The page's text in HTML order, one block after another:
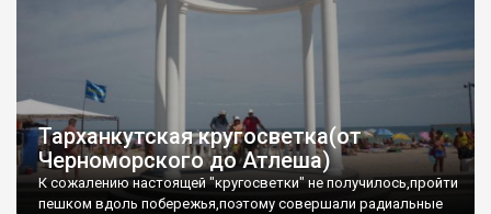
Тарханкутская кругосветка(от
Черноморского до Атлеша)
К сожалению настоящей "кругосветки" не получилось,пройти
пешком вдоль побережья,поэтому совершали радиальные